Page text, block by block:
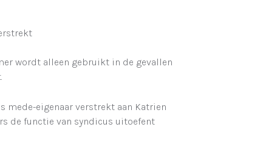
wordt alleen gebruikt in de gevallen
mede-eigenaar verstrekt aan Katrien
de functie van syndicus uitoefent